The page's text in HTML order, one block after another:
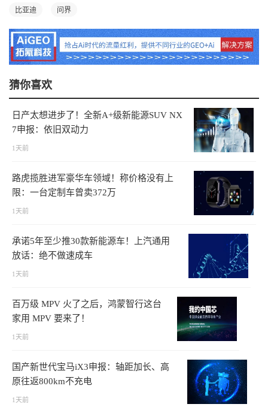
比亚迪 问界
猜你喜欢
日产太想进步了！全新A+级新能源SUV NX
7申报：依旧双动力
1天前
路虎揽胜进军豪华车领域！称价格没有上
限：一台定制车曾卖372万
1天前
承诺5年至少推30款新能源车！上汽通用
放话：绝不做速成车
1天前
百万级 MPV 火了之后，鸿蒙智行这台
家用 MPV 要来了！
1天前
国产新世代宝马iX3申报：轴距加长、高
原往返800km不充电
1天前